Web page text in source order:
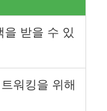
을 받을 수 있
워킹을 위해